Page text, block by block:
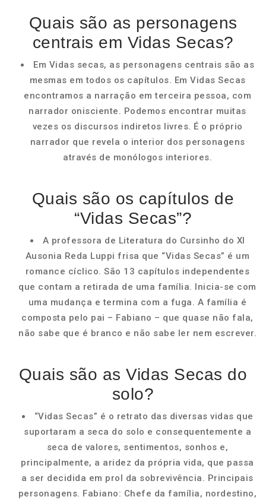
Quais são as personagens
centrais em Vidas Secas?
Em Vidas secas, as personagens centrais são as
mesmas em todos os capítulos. Em Vidas Secas
encontramos a narração em terceira pessoa, com
narrador onisciente. Podemos encontrar muitas
vezes os discursos indiretos livres. É o próprio
narrador que revela o interior dos personagens
através de monólogos interiores.
Quais são os capítulos de
“Vidas Secas”?
A professora de Literatura do Cursinho do XI
Ausonia Reda Luppi frisa que “Vidas Secas” é um
romance cíclico. São 13 capítulos independentes
que contam a retirada de uma família. Inicia-se com
uma mudança e termina com a fuga. A família é
composta pelo pai – Fabiano – que quase não fala,
não sabe que é branco e não sabe ler nem escrever.
Quais são as Vidas Secas do
solo?
“Vidas Secas” é o retrato das diversas vidas que
suportaram a seca do solo e consequentemente a
seca de valores, sentimentos, sonhos e,
principalmente, a aridez da própria vida, que passa
a ser decidida em prol da sobrevivência. Principais
personagens. Fabiano: Chefe da família, nordestino,